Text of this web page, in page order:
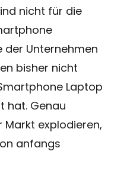
nicht für die
der Unternehmen
bisher nicht
Laptop
hat. Genau
explodieren,
anfangs